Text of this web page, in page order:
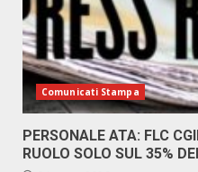
Comunicati Stampa
PERSONALE ATA: FLC
RUOLO SOLO SUL 35%